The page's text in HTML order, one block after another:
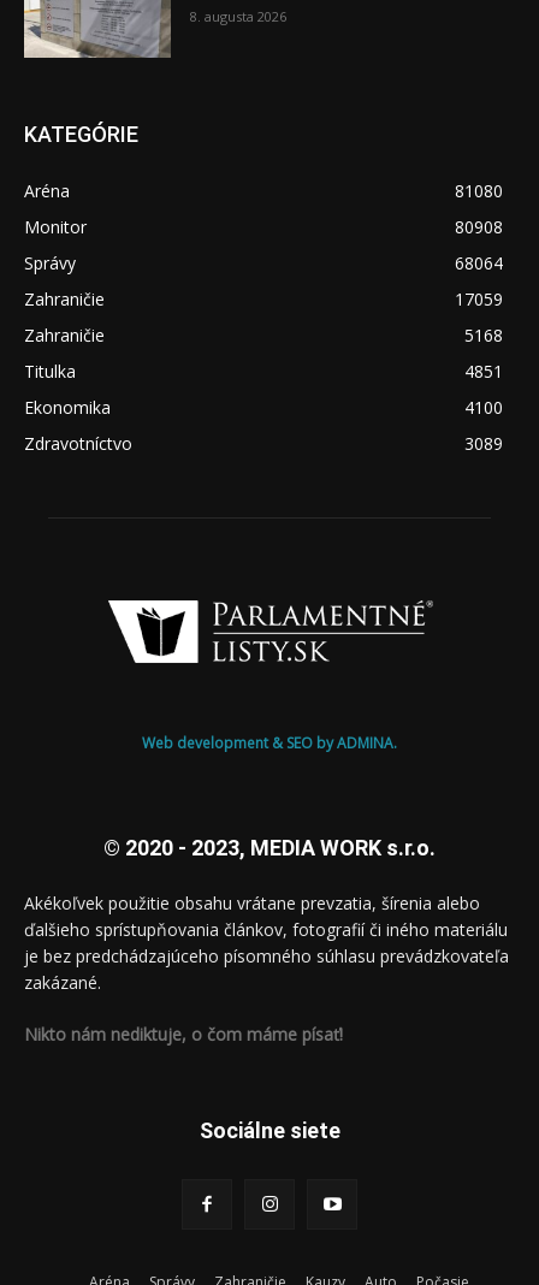
8. augusta 2026
KATEGÓRIE
Aréna
81080
Monitor
80908
Správy
68064
Zahraničie
17059
Zahraničie
5168
Titulka
4851
Ekonomika
4100
Zdravotníctvo
3089
Web development & SEO by ADMINA.
© 2020 - 2023, MEDIA WORK s.r.o.
Akékoľvek použitie obsahu vrátane prevzatia, šírenia alebo
ďalšieho sprístupňovania článkov, fotografií či iného materiálu
je bez predchádzajúceho písomného súhlasu prevádzkovateľa
zakázané.
Nikto nám nediktuje, o čom máme písať!
Sociálne siete